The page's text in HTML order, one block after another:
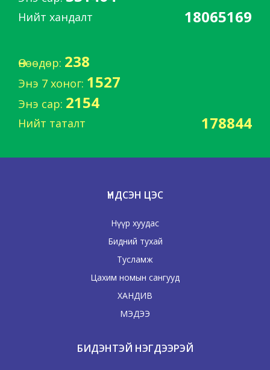
Нийт хандалт 18065169
Өнөөдөр: 238
Энэ 7 хоног: 1527
Энэ сар: 2154
Нийт таталт 178844
ҮНДСЭН ЦЭС
Нүүр хуудас
Бидний тухай
Тусламж
Цахим номын сангууд
ХАНДИВ
МЭДЭЭ
БИДЭНТЭЙ НЭГДЭЭРЭЙ